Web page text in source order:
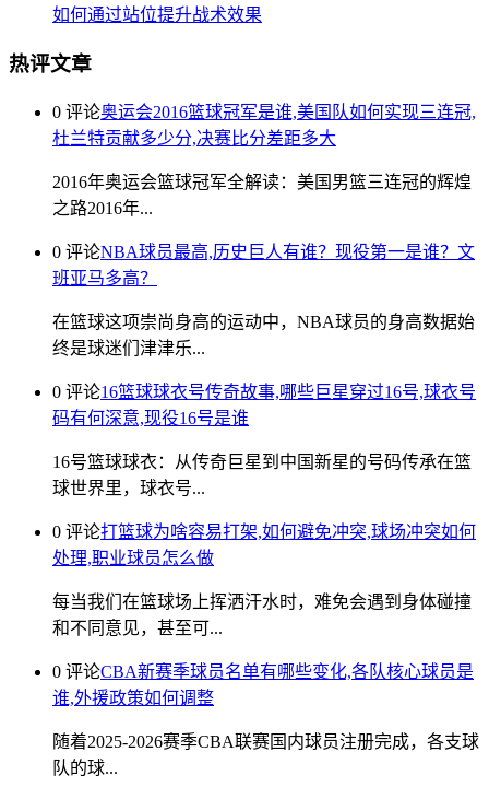
如何通过站位提升战术效果
热评文章
0 评论奥运会2016篮球冠军是谁,美国队如何实现三连冠,
杜兰特贡献多少分,决赛比分差距多大
2016年奥运会篮球冠军全解读：美国男篮三连冠的辉煌
之路2016年...
0 评论NBA球员最高,历史巨人有谁？现役第一是谁？文
班亚马多高？
在篮球这项崇尚身高的运动中，NBA球员的身高数据始
终是球迷们津津乐...
0 评论16篮球球衣号传奇故事,哪些巨星穿过16号,球衣号
码有何深意,现役16号是谁
16号篮球球衣：从传奇巨星到中国新星的号码传承在篮
球世界里，球衣号...
0 评论打篮球为啥容易打架,如何避免冲突,球场冲突如何
处理,职业球员怎么做
每当我们在篮球场上挥洒汗水时，难免会遇到身体碰撞
和不同意见，甚至可...
0 评论CBA新赛季球员名单有哪些变化,各队核心球员是
谁,外援政策如何调整
随着2025-2026赛季CBA联赛国内球员注册完成，各支球
队的球...